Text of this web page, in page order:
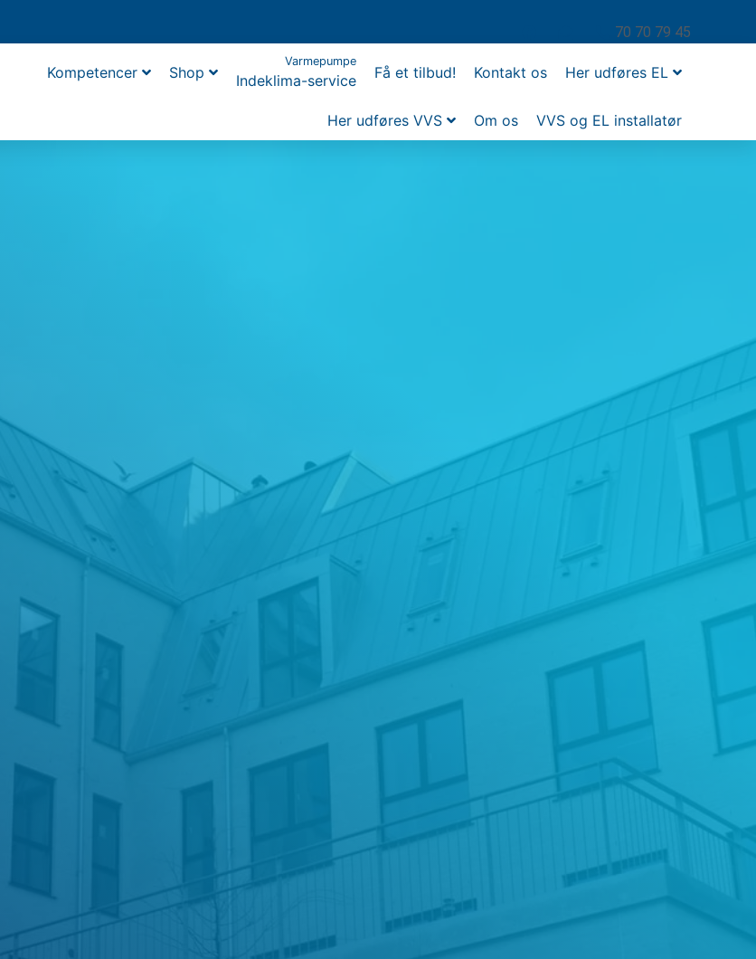
70 70 79 45
Kompetencer Shop Indeklima-service
Varmepumpe
Få et tilbud! Kontakt os Her udføres EL
Her udføres VVS
Om os VVS og EL installatør